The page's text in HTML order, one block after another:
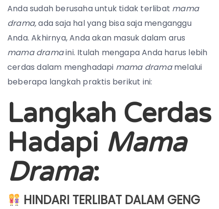
Anda sudah berusaha untuk tidak terlibat mama
drama,ada saja hal yang bisa saja menganggu
Anda. Akhirnya, Anda akan masuk dalam arus
mama dramaini. Itulah mengapa Anda harus lebih
cerdas dalam menghadapi mama dramamelalui
beberapa langkah praktis berikut ini:
Langkah Cerdas
Hadapi Mama
Drama:
HINDARI TERLIBAT DALAM GENG